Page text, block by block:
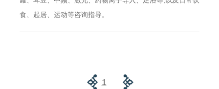
食、起居、运动等咨询指导。
1